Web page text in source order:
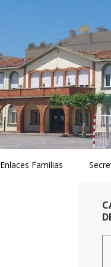
Enlaces Familias